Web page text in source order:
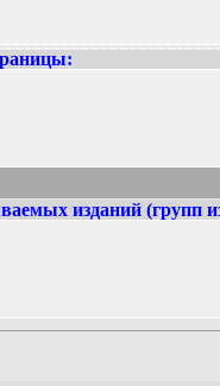
изданий (групп